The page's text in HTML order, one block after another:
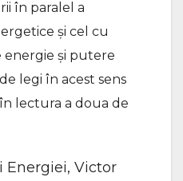
în paralel a
și cel cu
energie și putere
legi în acest sens
lectura a doua de
Victor